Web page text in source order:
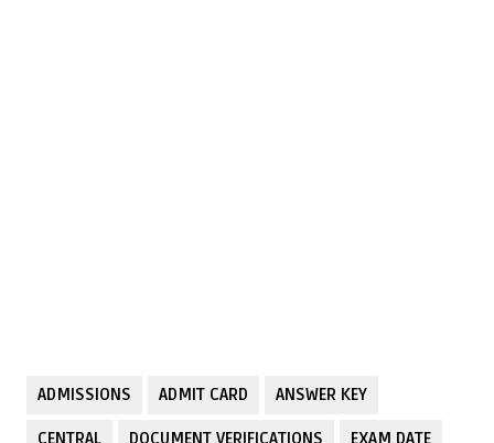
ADMISSIONS ADMIT CARD ANSWER KEY
CENTRAL DOCUMENT VERIFICATIONS EXAM DATE